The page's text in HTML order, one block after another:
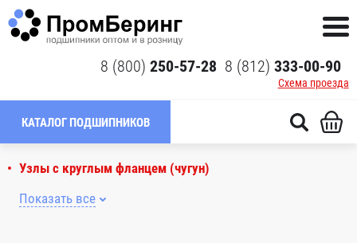
8 (800) 250-57-28 8 (812) 333-00-90
Схема проезда
КАТАЛОГ ПОДШИПНИКОВ
Узлы с круглым фланцем (чугун)
Показать все